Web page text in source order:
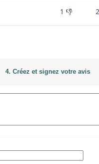
1 👎 2
4. Créez et signez votre avis